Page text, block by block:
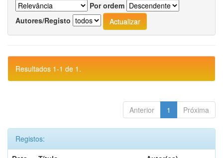
Por ordem
Autores/Registo
Resultados 1-1 de 1.
Anterior 1 Próxima
Registos: